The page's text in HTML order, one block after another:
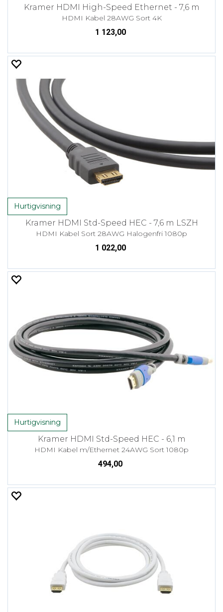
Kramer HDMI High-Speed Ethernet - 7,6 m
HDMI Kabel 28AWG Sort 4K
1 123,00
Hurtigvisning
Kramer HDMI Std-Speed HEC - 7,6 m LSZH
HDMI Kabel Sort 28AWG Halogenfri 1080p
1 022,00
Hurtigvisning
Kramer HDMI Std-Speed HEC - 6,1 m
HDMI Kabel m/Ethernet 24AWG Sort 1080p
494,00